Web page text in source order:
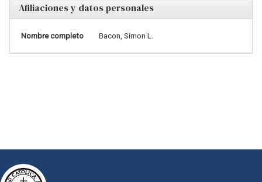
Afiliaciones y datos personales
Nombre completo Bacon, Simon L.